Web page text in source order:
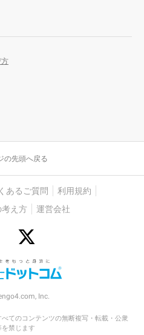
の先頭へ戻る
あるご質問
利用規約
え方
運営会社
Inc.
てのコンテンツの無断複写・転載・公衆
を禁じます